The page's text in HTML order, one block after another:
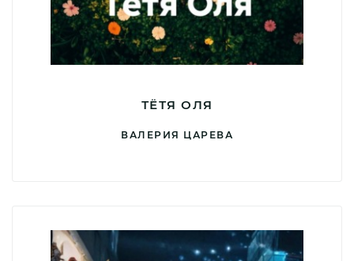
ТЁТЯ ОЛЯ
ВАЛЕРИЯ ЦАРЕВА